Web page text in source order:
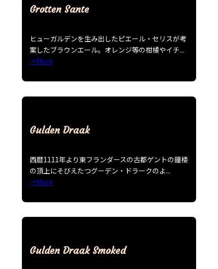
Grotten Sante
ヒューガルデンを生み出したピエール・セリスが考
案したブラウンエール。オレンジ等の柑橘やイチ...
→More
Gulden Draak
西暦1111年より東フランダースの古都ゲントの鐘楼
の頂上にそびえたつグーデン・ドラークのよ...
→More
Gulden Draak Smoked